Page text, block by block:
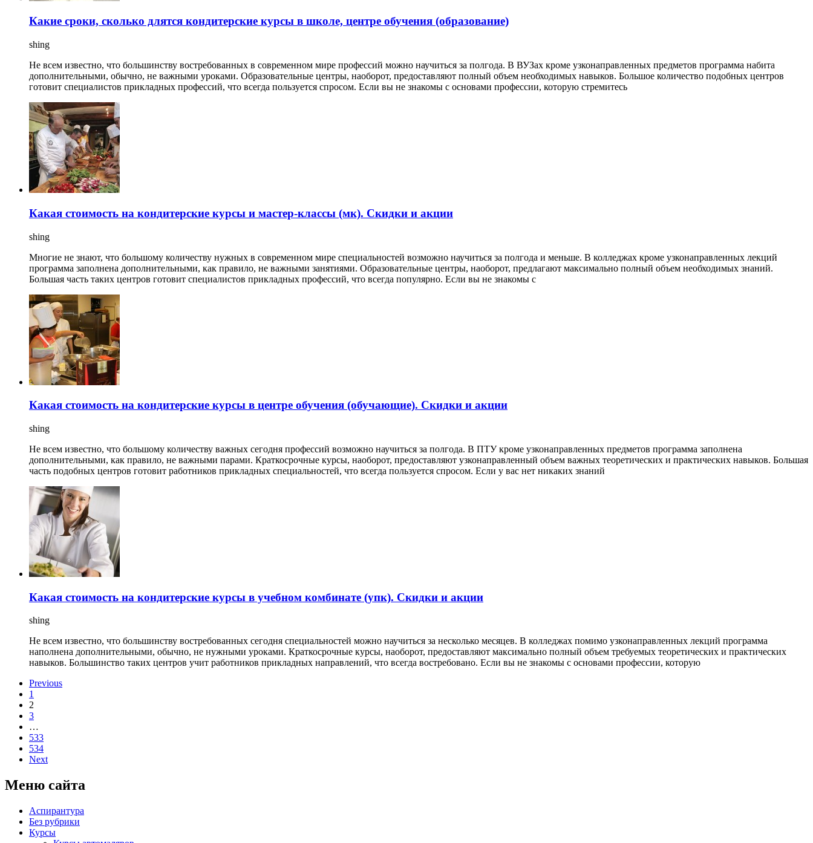
Какие сроки, сколько длятся кондитерские курсы в школе, центре обучения (образование)
shing
Не всем известно, что большинству востребованных в современном мире профессий можно научиться за полгода. В ВУЗах кроме узконаправленных предметов программа набита
дополнительными, обычно, не важными уроками. Образовательные центры, наоборот, предоставляют полный объем необходимых навыков. Большое количество подобных центров
готовит специалистов прикладных профессий, что всегда пользуется спросом. Если вы не знакомы с основами профессии, которую стремитесь
Какая стоимость на кондитерские курсы и мастер-классы (мк). Скидки и акции
shing
Многие не знают, что большому количеству нужных в современном мире специальностей возможно научиться за полгода и меньше. В колледжах кроме узконаправленных лекций
программа заполнена дополнительными, как правило, не важными занятиями. Образовательные центры, наоборот, предлагают максимально полный объем необходимых знаний.
Большая часть таких центров готовит специалистов прикладных профессий, что всегда популярно. Если вы не знакомы с
Какая стоимость на кондитерские курсы в центре обучения (обучающие). Скидки и акции
shing
Не всем известно, что большому количеству важных сегодня профессий возможно научиться за полгода. В ПТУ кроме узконаправленных предметов программа заполнена
дополнительными, как правило, не важными парами. Краткосрочные курсы, наоборот, предоставляют узконаправленный объем важных теоретических и практических навыков. Большая
часть подобных центров готовит работников прикладных специальностей, что всегда пользуется спросом. Если у вас нет никаких знаний
Какая стоимость на кондитерские курсы в учебном комбинате (упк). Скидки и акции
shing
Не всем известно, что большинству востребованных сегодня специальностей можно научиться за несколько месяцев. В колледжах помимо узконаправленных лекций программа
наполнена дополнительными, обычно, не нужными уроками. Краткосрочные курсы, наоборот, предоставляют максимально полный объем требуемых теоретических и практических
навыков. Большинство таких центров учит работников прикладных направлений, что всегда востребовано. Если вы не знакомы с основами профессии, которую
Previous
1
2
3
…
533
534
Next
Меню сайта
Аспирантура
Без рубрики
Курсы